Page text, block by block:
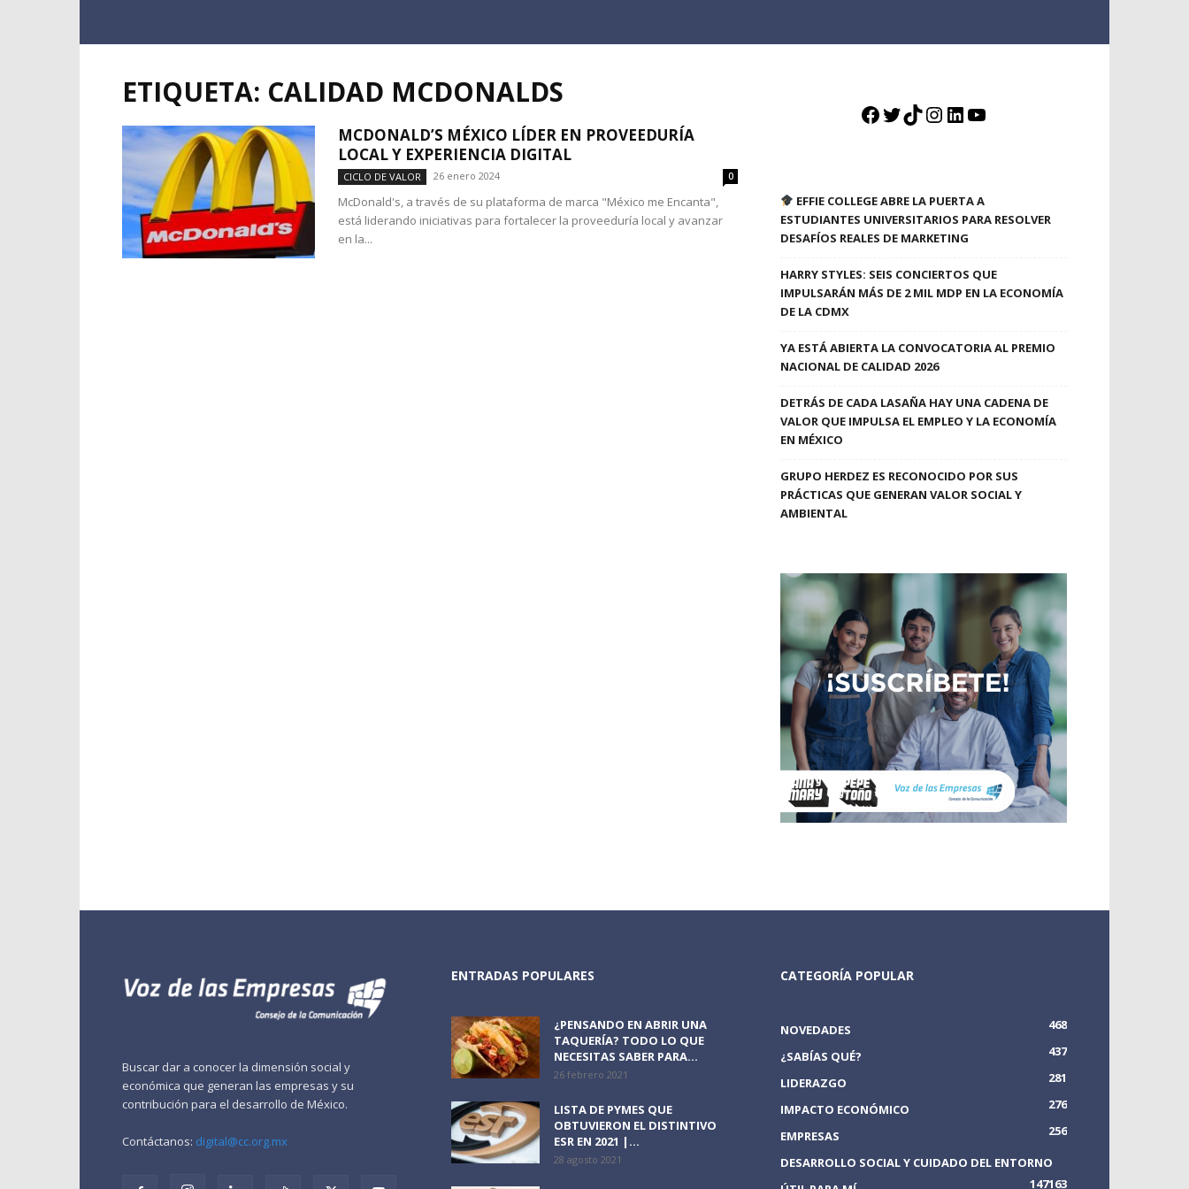
ETIQUETA: CALIDAD MCDONALDS
MCDONALD’S MÉXICO LÍDER EN PROVEEDURÍA
LOCAL Y EXPERIENCIA DIGITAL
CICLO DE VALOR 26 enero 2024 0
McDonald's, a través de su plataforma de marca "México me Encanta",
está liderando iniciativas para fortalecer la proveeduría local y avanzar
en la...
Facebook
Twitter
TikTok
Instagram
LinkedIn
YouTube
EFFIE COLLEGE ABRE LA PUERTA A
ESTUDIANTES UNIVERSITARIOS PARA RESOLVER
DESAFÍOS REALES DE MARKETING
HARRY STYLES: SEIS CONCIERTOS QUE
IMPULSARÁN MÁS DE 2 MIL MDP EN LA ECONOMÍA
DE LA CDMX
YA ESTÁ ABIERTA LA CONVOCATORIA AL PREMIO
NACIONAL DE CALIDAD 2026
DETRÁS DE CADA LASAÑA HAY UNA CADENA DE
VALOR QUE IMPULSA EL EMPLEO Y LA ECONOMÍA
EN MÉXICO
GRUPO HERDEZ ES RECONOCIDO POR SUS
PRÁCTICAS QUE GENERAN VALOR SOCIAL Y
AMBIENTAL
Buscar dar a conocer la dimensión social y
económica que generan las empresas y su
contribución para el desarrollo de México.
Contáctanos: digital@cc.org.mx
ENTRADAS POPULARES
¿PENSANDO EN ABRIR UNA
TAQUERÍA? TODO LO QUE
NECESITAS SABER PARA...
26 febrero 2021
LISTA DE PYMES QUE
OBTUVIERON EL DISTINTIVO
ESR EN 2021 |...
28 agosto 2021
CATEGORÍA POPULAR
NOVEDADES
468
¿SABÍAS QUÉ?
437
LIDERAZGO
281
IMPACTO ECONÓMICO
276
EMPRESAS
256
DESARROLLO SOCIAL Y CUIDADO DEL ENTORNO
163
147